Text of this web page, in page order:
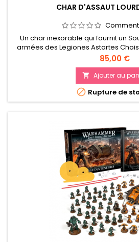
CHAR D'ASSAUT
Un char inexorable qui fournit un
armées des Legiones Astartes
Kratos, une cardanelle volkite et un
d'un grand choix d'armes
18 JUIN 2022
Prix
85,00 €
 Ajouter au
 Rupture de